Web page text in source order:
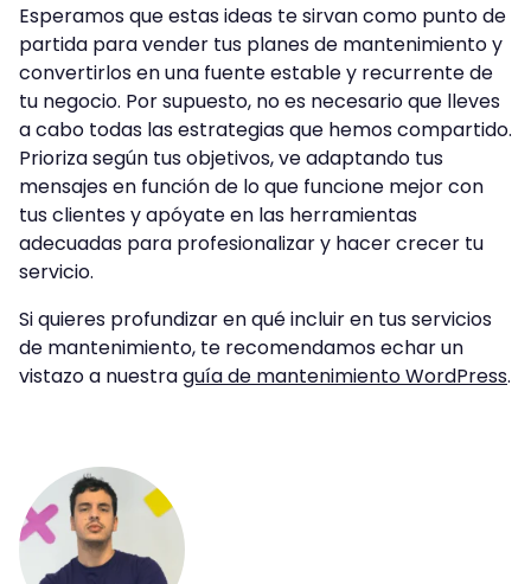
Esperamos que estas ideas te sirvan como punto de
partida para vender tus planes de mantenimiento y
convertirlos en una fuente estable y recurrente de
tu negocio. Por supuesto, no es necesario que lleves
a cabo todas las estrategias que hemos compartido.
Prioriza según tus objetivos, ve adaptando tus
mensajes en función de lo que funcione mejor con
tus clientes y apóyate en las herramientas
adecuadas para profesionalizar y hacer crecer tu
servicio.
Si quieres profundizar en qué incluir en tus servicios
de mantenimiento, te recomendamos echar un
vistazo a nuestraguía de mantenimiento WordPress.